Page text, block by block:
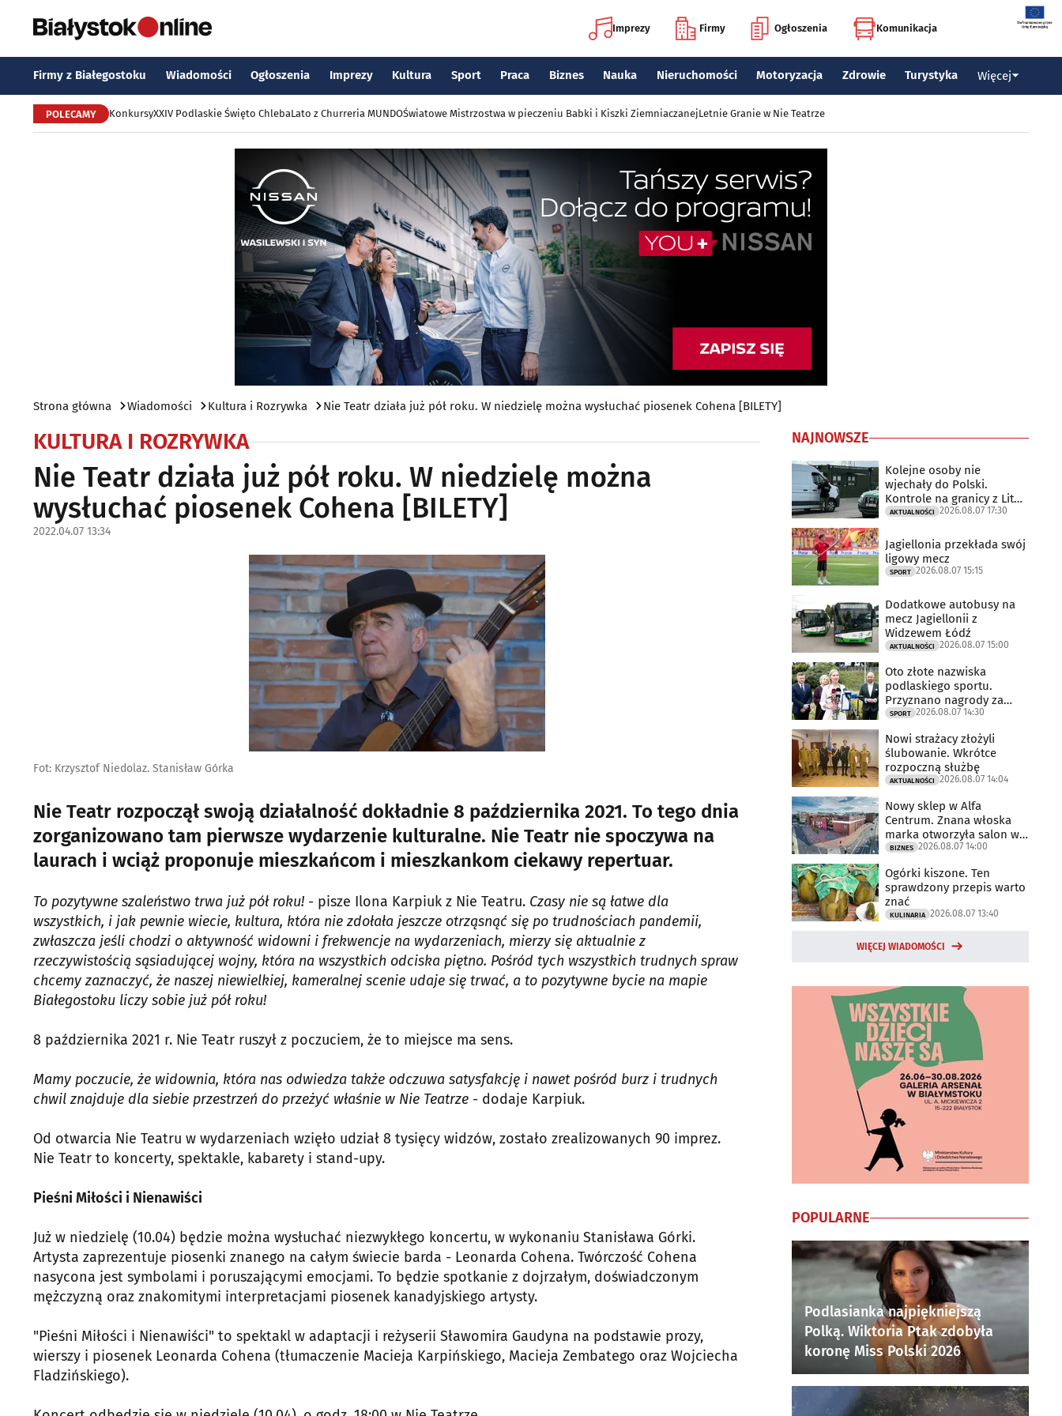
Imprezy Firmy Ogłoszenia Komunikacja
Firmy z Białegostoku Wiadomości Ogłoszenia Imprezy Kultura Sport Praca Biznes Nauka Nieruchomości Motoryzacja Zdrowie Turystyka Więcej
POLECAMY KonkursyXXIV Podlaskie Święto ChlebaLato z Churreria MUNDOŚwiatowe Mistrzostwa w pieczeniu Babki i Kiszki ZiemniaczanejLetnie Granie w Nie Teatrze
Strona główna Wiadomości Kultura i Rozrywka Nie Teatr działa już pół roku. W niedzielę można wysłuchać piosenek Cohena [BILETY]
KULTURA I ROZRYWKA
Nie Teatr działa już pół roku. W niedzielę można
wysłuchać piosenek Cohena [BILETY]
2022.04.07 13:34
Fot: Krzysztof Niedolaz. Stanisław Górka
Nie Teatr rozpoczął swoją działalność dokładnie 8 października 2021. To tego dnia
zorganizowano tam pierwsze wydarzenie kulturalne. Nie Teatr nie spoczywa na
laurach i wciąż proponuje mieszkańcom i mieszkankom ciekawy repertuar.
To pozytywne szaleństwo trwa już pół roku! - pisze Ilona Karpiuk z Nie Teatru. Czasy nie są łatwe dla
wszystkich, i jak pewnie wiecie, kultura, która nie zdołała jeszcze otrząsnąć się po trudnościach pandemii,
zwłaszcza jeśli chodzi o aktywność widowni i frekwencje na wydarzeniach, mierzy się aktualnie z
rzeczywistością sąsiadującej wojny, która na wszystkich odciska piętno. Pośród tych wszystkich trudnych spraw
chcemy zaznaczyć, że naszej niewielkiej, kameralnej scenie udaje się trwać, a to pozytywne bycie na mapie
Białegostoku liczy sobie już pół roku!
8 października 2021 r. Nie Teatr ruszył z poczuciem, że to miejsce ma sens.
Mamy poczucie, że widownia, która nas odwiedza także odczuwa satysfakcję i nawet pośród burz i trudnych
chwil znajduje dla siebie przestrzeń do przeżyć właśnie w Nie Teatrze - dodaje Karpiuk.
Od otwarcia Nie Teatru w wydarzeniach wzięło udział 8 tysięcy widzów, zostało zrealizowanych 90 imprez.
Nie Teatr to koncerty, spektakle, kabarety i stand-upy.
Pieśni Miłości i Nienawiści
Już w niedzielę (10.04) będzie można wysłuchać niezwykłego koncertu, w wykonaniu Stanisława Górki.
Artysta zaprezentuje piosenki znanego na całym świecie barda - Leonarda Cohena. Twórczość Cohena
nasycona jest symbolami i poruszającymi emocjami. To będzie spotkanie z dojrzałym, doświadczonym
mężczyzną oraz znakomitymi interpretacjami piosenek kanadyjskiego artysty.
"Pieśni Miłości i Nienawiści" to spektakl w adaptacji i reżyserii Sławomira Gaudyna na podstawie prozy,
wierszy i piosenek Leonarda Cohena (tłumaczenie Macieja Karpińskiego, Macieja Zembatego oraz Wojciecha
Fladzińskiego).
NAJNOWSZE
Kolejne osoby nie
wjechały do Polski.
Kontrole na granicy z Litwą
trwają
AKTUALNOŚCI 2026.08.07 17:30
Jagiellonia przekłada swój
ligowy mecz
SPORT 2026.08.07 15:15
Dodatkowe autobusy na
mecz Jagiellonii z
Widzewem Łódź
AKTUALNOŚCI 2026.08.07 15:00
Oto złote nazwiska
podlaskiego sportu.
Przyznano nagrody za
2025 rok
SPORT 2026.08.07 14:30
Nowi strażacy złożyli
ślubowanie. Wkrótce
rozpoczną służbę
AKTUALNOŚCI 2026.08.07 14:04
Nowy sklep w Alfa
Centrum. Znana włoska
marka otworzyła salon w
Białymstoku
BIZNES 2026.08.07 14:00
Ogórki kiszone. Ten
sprawdzony przepis warto
znać
KULINARIA 2026.08.07 13:40
WIĘCEJ WIADOMOŚCI
POPULARNE
Podlasianka najpiękniejszą
Polką. Wiktoria Ptak zdobyła
koronę Miss Polski 2026